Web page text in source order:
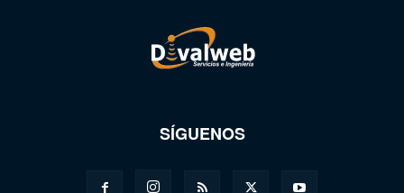
SÍGUENOS